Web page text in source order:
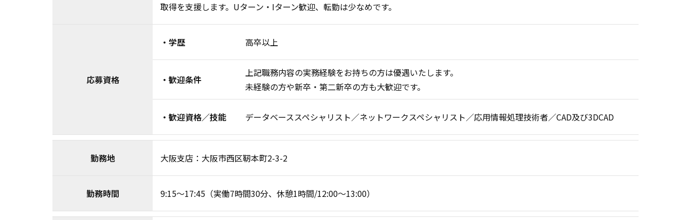
取得を支援します。Uターン・Iターン歓迎、転勤は少なめです。
応募資格
・学歴 高卒以上
・歓迎条件
上記職務内容の実務経験をお持ちの方は優遇いたします。
未経験の方や新卒・第二新卒の方も大歓迎です。
・歓迎資格／技能 データベーススペシャリスト／ネットワークスペシャリスト／応用情報処理技術者／CAD及び3DCAD
勤務地 大阪支店：大阪市西区靭本町2-3-2
勤務時間 9:15〜17:45（実働7時間30分、休憩1時間/12:00〜13:00）